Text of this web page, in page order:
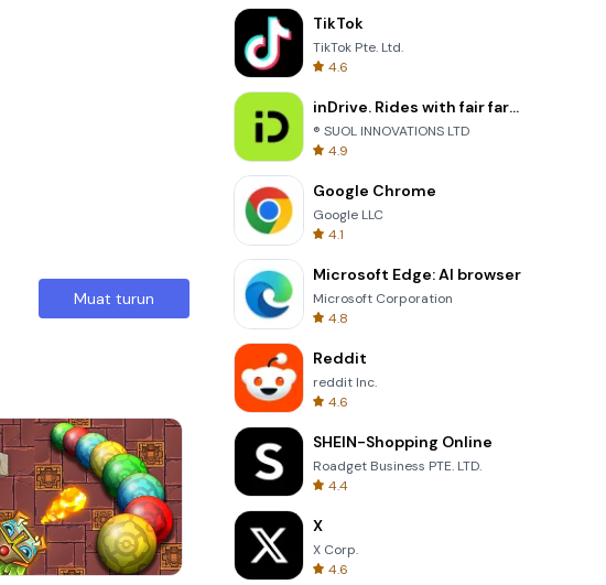
Muat turun
TikTok
TikTok Pte. Ltd.
4.6
inDrive. Rides with fair fares
® SUOL INNOVATIONS LTD
4.9
Google Chrome
Google LLC
4.1
Microsoft Edge: AI browser
Microsoft Corporation
4.8
Reddit
reddit Inc.
4.6
SHEIN-Shopping Online
Roadget Business PTE. LTD.
4.4
X
X Corp.
4.6